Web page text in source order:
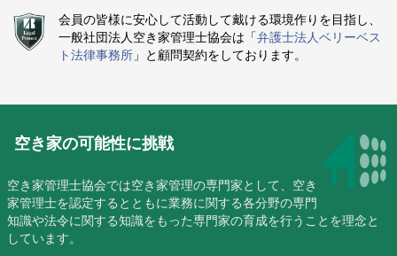
会員の皆様に安心して活動して戴ける環境作りを目指し、
一般社団法人空き家管理士協会は「弁護士法人ベリーベス
ト法律事務所 」と顧問契約をしております。
空き家の可能性に挑戦
空き家管理士協会では空き家管理の専門家として、空き
家管理士を認定するとともに業務に関する各分野の専門
知識や法令に関する知識をもった専門家の育成を行うことを理念と
しています。